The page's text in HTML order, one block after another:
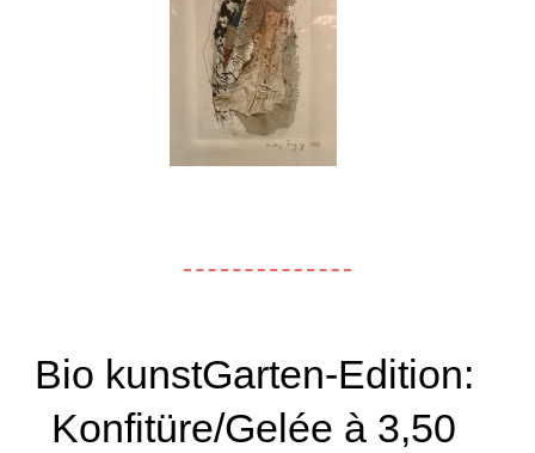
Bio kunstGarten-Edition:
Konfitüre/Gelée à 3,50